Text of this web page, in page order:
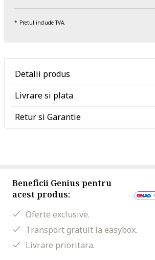
Pretul include TVA.
Detalii produs
Livrare si plata
Retur si Garantie
Beneficii Genius pentru
acest produs:
Oferte exclusive.
Transport gratuit la easybox.
Livrare prioritara.